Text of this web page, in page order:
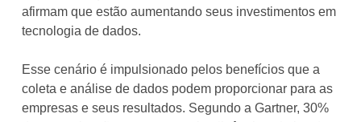
afirmam que estão aumentando seus investimentos em
tecnologia de dados.
Esse cenário é impulsionado pelos benefícios que a
coleta e análise de dados podem proporcionar para as
empresas e seus resultados. Segundo a Gartner, 30%